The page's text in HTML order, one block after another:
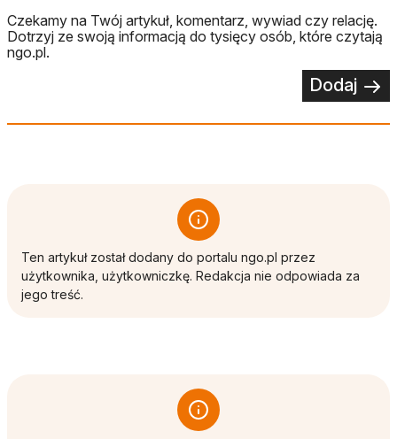
Czekamy na Twój artykuł, komentarz, wywiad czy relację.
Dotrzyj ze swoją informacją do tysięcy osób, które czytają
ngo.pl.
Dodaj
Ten artykuł został dodany do portalu ngo.pl przez
użytkownika, użytkowniczkę. Redakcja nie odpowiada za
jego treść.